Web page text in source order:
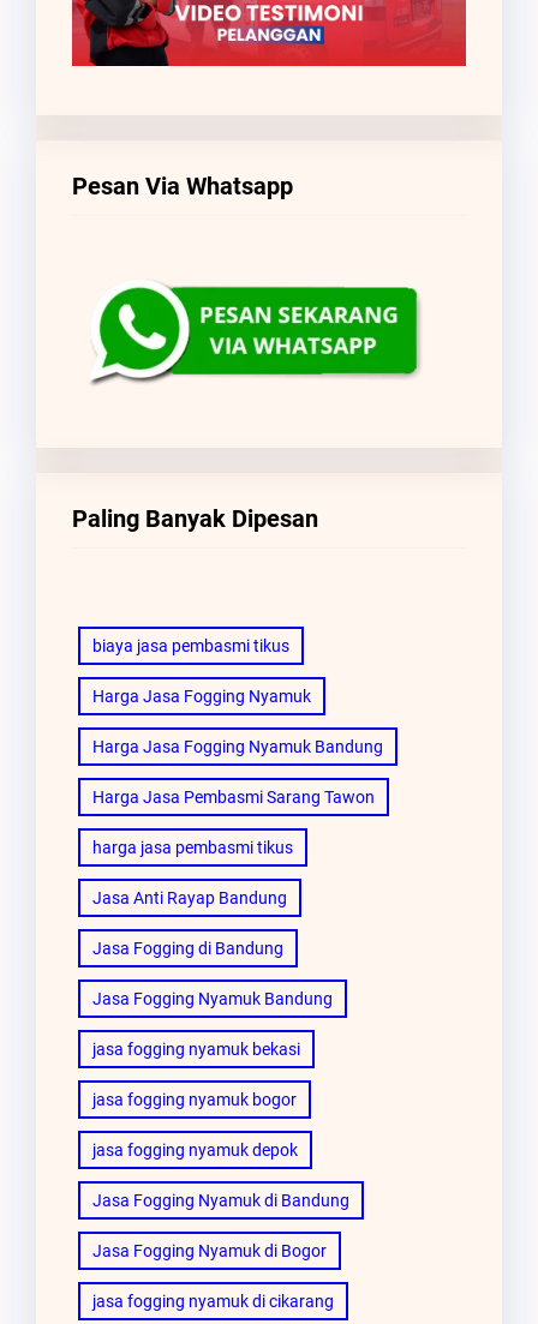
Pesan Via Whatsapp
Paling Banyak Dipesan
biaya jasa pembasmi tikus
Harga Jasa Fogging Nyamuk
Harga Jasa Fogging Nyamuk Bandung
Harga Jasa Pembasmi Sarang Tawon
harga jasa pembasmi tikus
Jasa Anti Rayap Bandung
Jasa Fogging di Bandung
Jasa Fogging Nyamuk Bandung
jasa fogging nyamuk bekasi
jasa fogging nyamuk bogor
jasa fogging nyamuk depok
Jasa Fogging Nyamuk di Bandung
Jasa Fogging Nyamuk di Bogor
jasa fogging nyamuk di cikarang